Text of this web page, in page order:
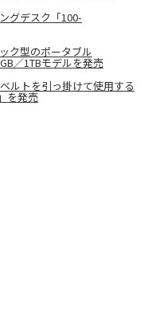
グデスク「100-
ク型のポータブル
／1TBモデルを発売
ルトを引っ掛けて使用する
を発売